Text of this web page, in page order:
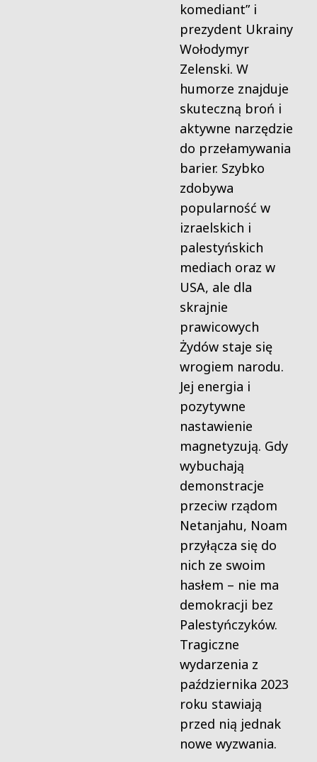
komediant” i
prezydent Ukrainy
Wołodymyr
Zelenski. W
humorze znajduje
skuteczną broń i
aktywne narzędzie
do przełamywania
barier. Szybko
zdobywa
popularność w
izraelskich i
palestyńskich
mediach oraz w
USA, ale dla
skrajnie
prawicowych
Żydów staje się
wrogiem narodu.
Jej energia i
pozytywne
nastawienie
magnetyzują. Gdy
wybuchają
demonstracje
przeciw rządom
Netanjahu, Noam
przyłącza się do
nich ze swoim
hasłem – nie ma
demokracji bez
Palestyńczyków.
Tragiczne
wydarzenia z
października 2023
roku stawiają
przed nią jednak
nowe wyzwania.